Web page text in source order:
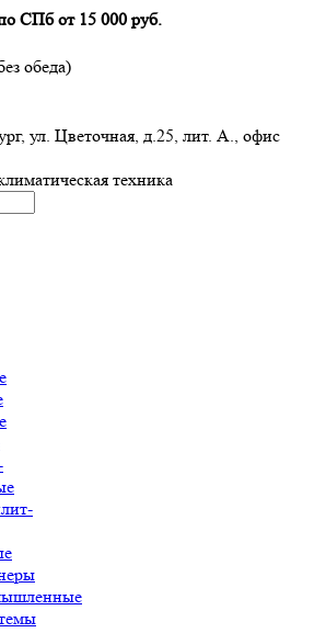
СПб от 15 000 руб.
обеда)
ул. Цветочная, д.25, лит. А., офис
техника